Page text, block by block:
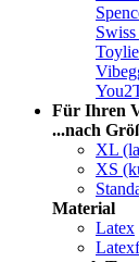
Toylie
Für Ihren
...nach
XL
XS
Material
Latex